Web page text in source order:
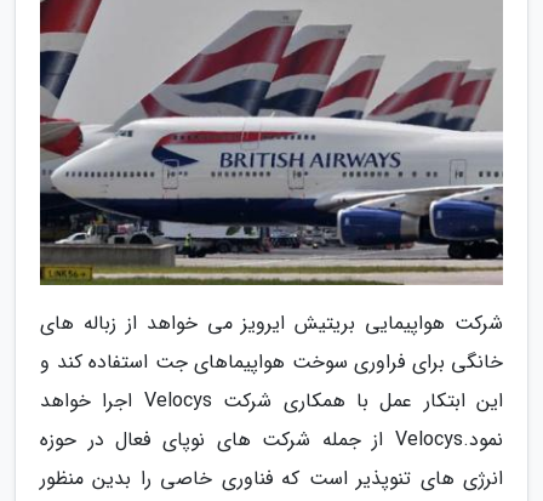
شرکت هواپیمایی بریتیش ایرویز می خواهد از زباله های
خانگی برای فراوری سوخت هواپیماهای جت استفاده کند و
این ابتکار عمل با همکاری شرکت Velocys اجرا خواهد
نمود.Velocys از جمله شرکت های نوپای فعال در حوزه
انرژی های تنوپذیر است که فناوری خاصی را بدین منظور